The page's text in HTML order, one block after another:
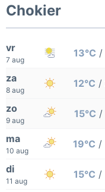
Chokier
vr
7 aug
13°C /
za
8 aug
12°C /
zo
9 aug
15°C /
ma
10 aug
19°C /
di
11 aug
15°C /